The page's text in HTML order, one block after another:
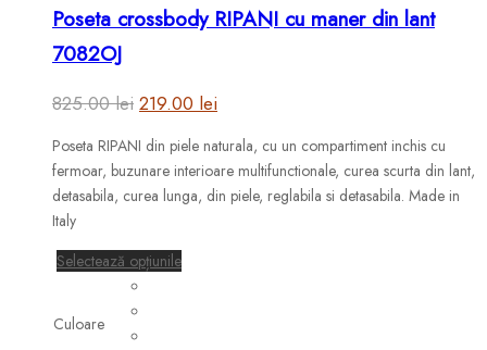
Poseta crossbody RIPANI cu maner din lant
7082OJ
825.00lei Prețul
inițial
a
fost:
219.00 lei
curent
este:
219.00 lei.
Poseta RIPANI din piele naturala, cu un compartiment inchis cu
fermoar, buzunare interioare multifunctionale, curea scurta din lant,
detasabila, curea lunga, din piele, reglabila si detasabila. Made in
Italy
Selectează opțiunileAcest
Culoare